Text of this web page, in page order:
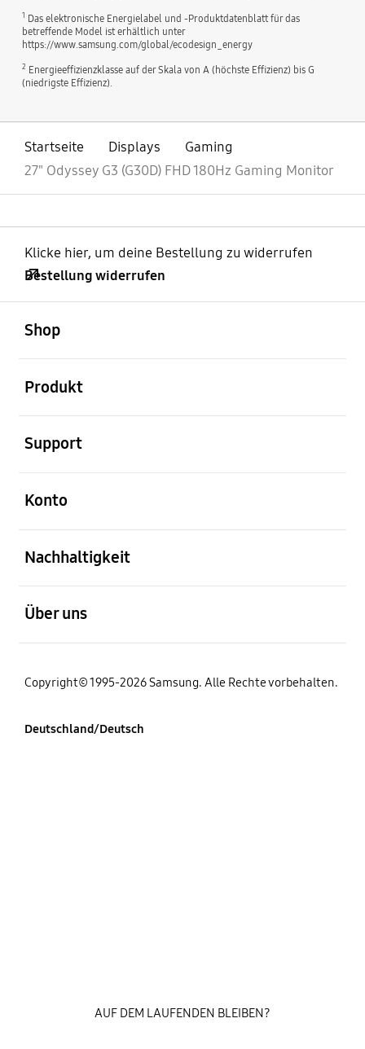
1 Das elektronische Energielabel und -Produktdatenblatt für das
betreffende Model ist erhältlich unter
https://www.samsung.com/global/ecodesign_energy
2 Energieeffizienzklasse auf der Skala von A (höchste Effizienz) bis G
(niedrigste Effizienz).
Startseite Displays
Gaming
27" Odyssey G3 (G30D) FHD 180Hz Gaming Monitor
Klicke hier, um deine Bestellung zu widerrufen
Bestellung widerrufen
Shop
Produkt
Support
Konto
Nachhaltigkeit
Über uns
Copyright© 1995-2026 Samsung. Alle Rechte vorbehalten.
Deutschland/Deutsch
AUF DEM LAUFENDEN BLEIBEN?